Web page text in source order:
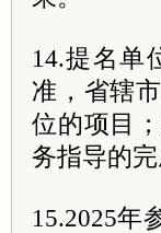
14.提名单
准，省辖
位的项目
务指导的完
15.2025年